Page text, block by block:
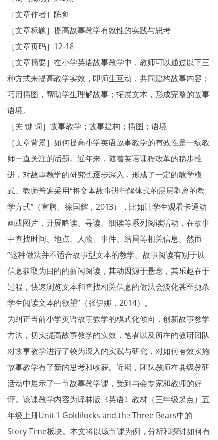
［文章作者］陈剑
［文章标题］提高故事教学有效性的实践与思考
［文章页码］12-18
［文章摘要］在小学英语故事教学中，教师可以通过以下三
种方式来提高教学实效，即师生互动，共同建构故事内容；
巧用插图，帮助学生理解故事；拓展文本，形成完整的故事
语境。
［关 键 词］故事教学；故事建构；插图；语境
［文章背景］如何提高小学英语故事教学的有效性是一线教
师一直关注的话题。近年来，随着英语课程改革的稳步推
进，对故事教学的研究也逐步深入，形成了一定的教学模
式。教师普遍采用“将文本故事进行解体式的层层剥离的教
学方式”（宣腾、徐国辉，2013），比如让学生观看卡通动
画或图片，开展略读、寻读、细读等系列阅读活动，在故事
中查找时间、地点、人物、事件、结局等相关信息。然而
“这种做法并不适合故事型文本的教学。故事阅读有别于以
信息获取为目的的新闻阅读，其动因源于悬念，其乐趣在于
过程，快速浏览文本和查找相关信息的做法会淡化甚至扼杀
学生阅读文本的欲望”（张伊娜，2014）。
为纠正当前小学英语故事教学的模式化倾向，创新故事教学
方法，切实提高故事教学的实效，笔者以及所在的教研团队
对故事教学进行了较为深入的实践与研究，对如何有效实施
故事教学有了新的思考和收获。近期，团队教师在县级教研
活动中展示了一节故事教学课，受到与会专家和教师的好
评。该课教学内容为译林版《英语》教材（三年级起点）五
年级上册Unit 1 Goldilocks and the Three Bears中的
Story Time板块。本文将以该节课为例，分析和探讨如何有